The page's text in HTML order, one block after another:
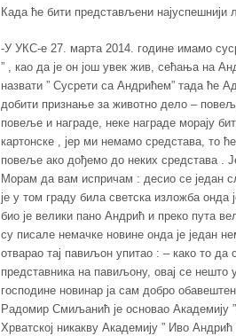
Када ће бити представљени најуспешнији
-У УКС-е 27. марта 2014. године имамо
” , као да је он још увек жив, сећања на
назвати ” Сусрети са Андрићем” тада ће
добити признање за животно дело –
повеље и награде, неке награде морају
картонске , јер ми немамо средстава, то
повеље ако дођемо до неких средстава .
Морам да вам испричам : десио се један
је у том граду била светска изложба онда
био је велики пано Андрић и преко пута
су писале немачке новине онда је један
отварао тај павиљон упитао : – како то да
представника на павиљону, овај се нешто
господине новинар ја сам добро
Радомир Смиљанић је основао Академију
Хрватској никакву Академију ” Иво